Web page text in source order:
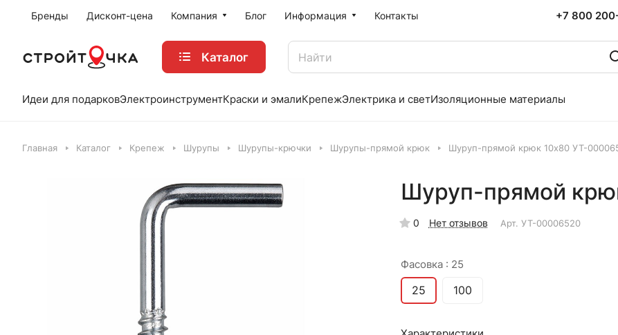
Бренды Дисконт-цена Компания Блог Информация Контакты +7 800
Каталог
Идеи для подарковЭлектроинструментКраски и эмалиКрепежЭлектрика и светИзоляционные материалы
Главная Каталог Крепеж Шурупы Шурупы-крючки Шурупы-прямой крюк Шуруп-прямой крюк 10х80 УТ-
Шуруп-прямой
0 Нет отзывов Арт. УТ-00006520
Фасовка : 25
25 100